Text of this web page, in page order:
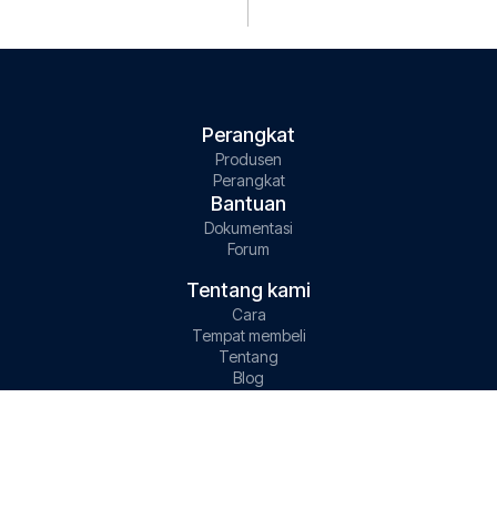
Perangkat
Produsen
Perangkat
Bantuan
Dokumentasi
Forum
Tentang kami
Cara
Tempat membeli
Tentang
Blog